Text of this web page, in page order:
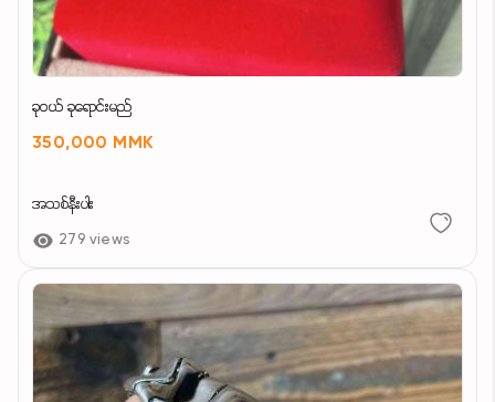
ခုဝယ် ခုရောင်းမည်
350,000 MMK
အသစ်နီးပါး
279 views